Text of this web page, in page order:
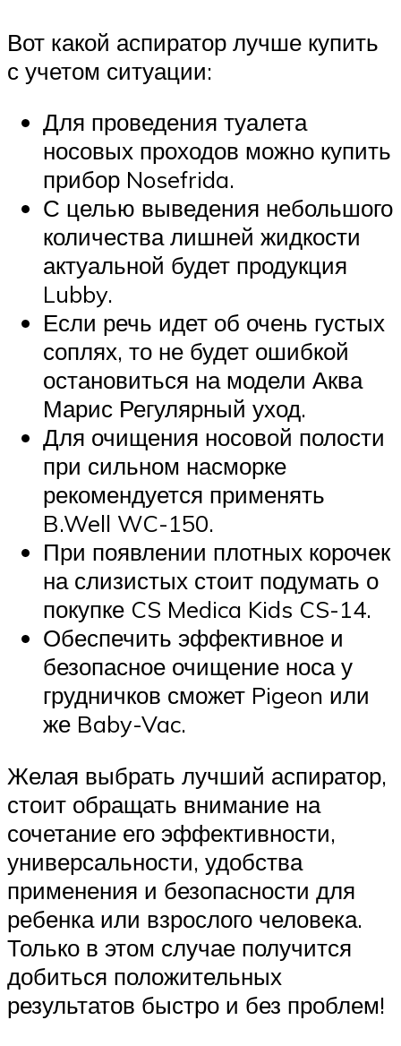
Вот какой аспиратор лучше купить
с учетом ситуации:
Для проведения туалета
носовых проходов можно купить
прибор Nosefrida.
С целью выведения небольшого
количества лишней жидкости
актуальной будет продукция
Lubby.
Если речь идет об очень густых
соплях, то не будет ошибкой
остановиться на модели Аква
Марис Регулярный уход.
Для очищения носовой полости
при сильном насморке
рекомендуется применять
B.Well WC-150.
При появлении плотных корочек
на слизистых стоит подумать о
покупке CS Medica Kids CS-14.
Обеспечить эффективное и
безопасное очищение носа у
грудничков сможет Pigeon или
же Baby-Vac.
Желая выбрать лучший аспиратор,
стоит обращать внимание на
сочетание его эффективности,
универсальности, удобства
применения и безопасности для
ребенка или взрослого человека.
Только в этом случае получится
добиться положительных
результатов быстро и без проблем!